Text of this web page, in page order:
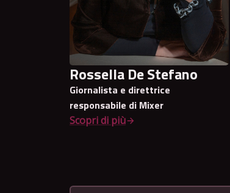
Rossella De Stefano
Giornalista e direttrice
responsabile di Mixer
Scopri di più